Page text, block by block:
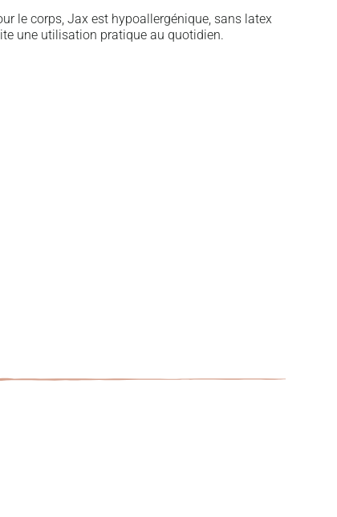
le corps, Jax est hypoallergénique, sans latex
une utilisation pratique au quotidien.